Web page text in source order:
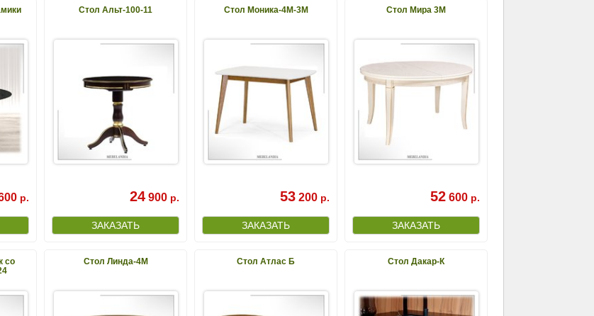
р.
Стол Альт-100-11
24 900 р.
Стол Моника-4М-3М
53 200 р.
Стол Мира 3М
52 600 р.
со
Стол Линда-4М Стол Атлас Б Стол Дакар-К